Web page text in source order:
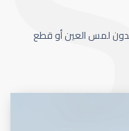
بدون لمس العين أو قطع